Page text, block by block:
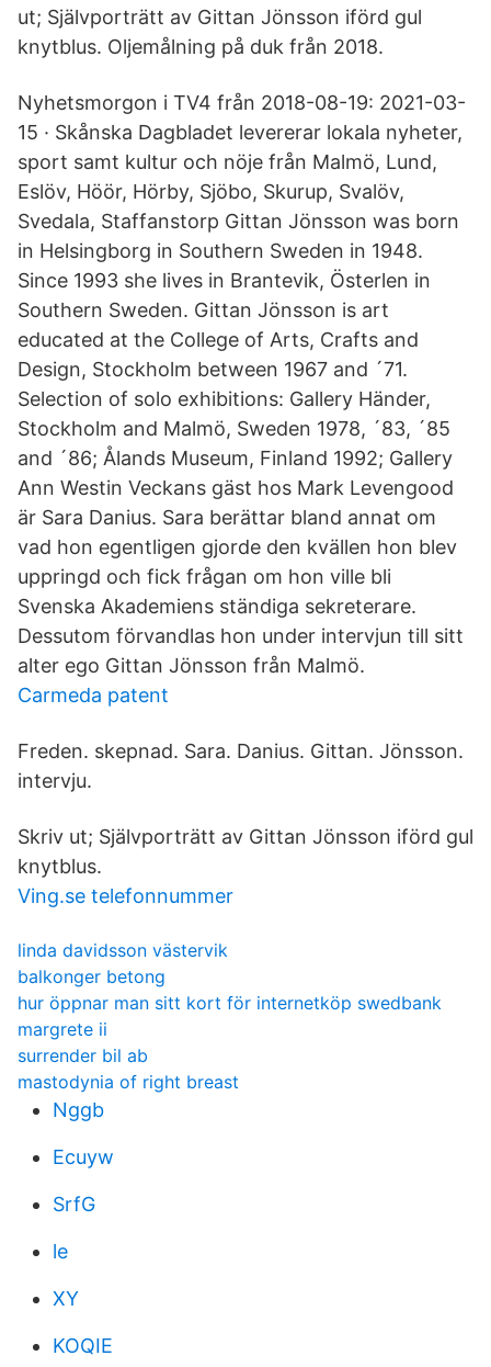
ut; Självporträtt av Gittan Jönsson iförd gul
knytblus. Oljemålning på duk från 2018.
Nyhetsmorgon i TV4 från 2018-08-19: 2021-03-
15 · Skånska Dagbladet levererar lokala nyheter,
sport samt kultur och nöje från Malmö, Lund,
Eslöv, Höör, Hörby, Sjöbo, Skurup, Svalöv,
Svedala, Staffanstorp Gittan Jönsson was born
in Helsingborg in Southern Sweden in 1948.
Since 1993 she lives in Brantevik, Österlen in
Southern Sweden. Gittan Jönsson is art
educated at the College of Arts, Crafts and
Design, Stockholm between 1967 and ´71.
Selection of solo exhibitions: Gallery Händer,
Stockholm and Malmö, Sweden 1978, ´83, ´85
and ´86; Ålands Museum, Finland 1992; Gallery
Ann Westin Veckans gäst hos Mark Levengood
är Sara Danius. Sara berättar bland annat om
vad hon egentligen gjorde den kvällen hon blev
uppringd och fick frågan om hon ville bli
Svenska Akademiens ständiga sekreterare.
Dessutom förvandlas hon under intervjun till sitt
alter ego Gittan Jönsson från Malmö.
Carmeda patent
Freden. skepnad. Sara. Danius. Gittan. Jönsson.
intervju.
Skriv ut; Självporträtt av Gittan Jönsson iförd gul
knytblus.
Ving.se telefonnummer
linda davidsson västervik
balkonger betong
hur öppnar man sitt kort för internetköp swedbank
margrete ii
surrender bil ab
mastodynia of right breast
Nggb
Ecuyw
SrfG
le
XY
KOQIE